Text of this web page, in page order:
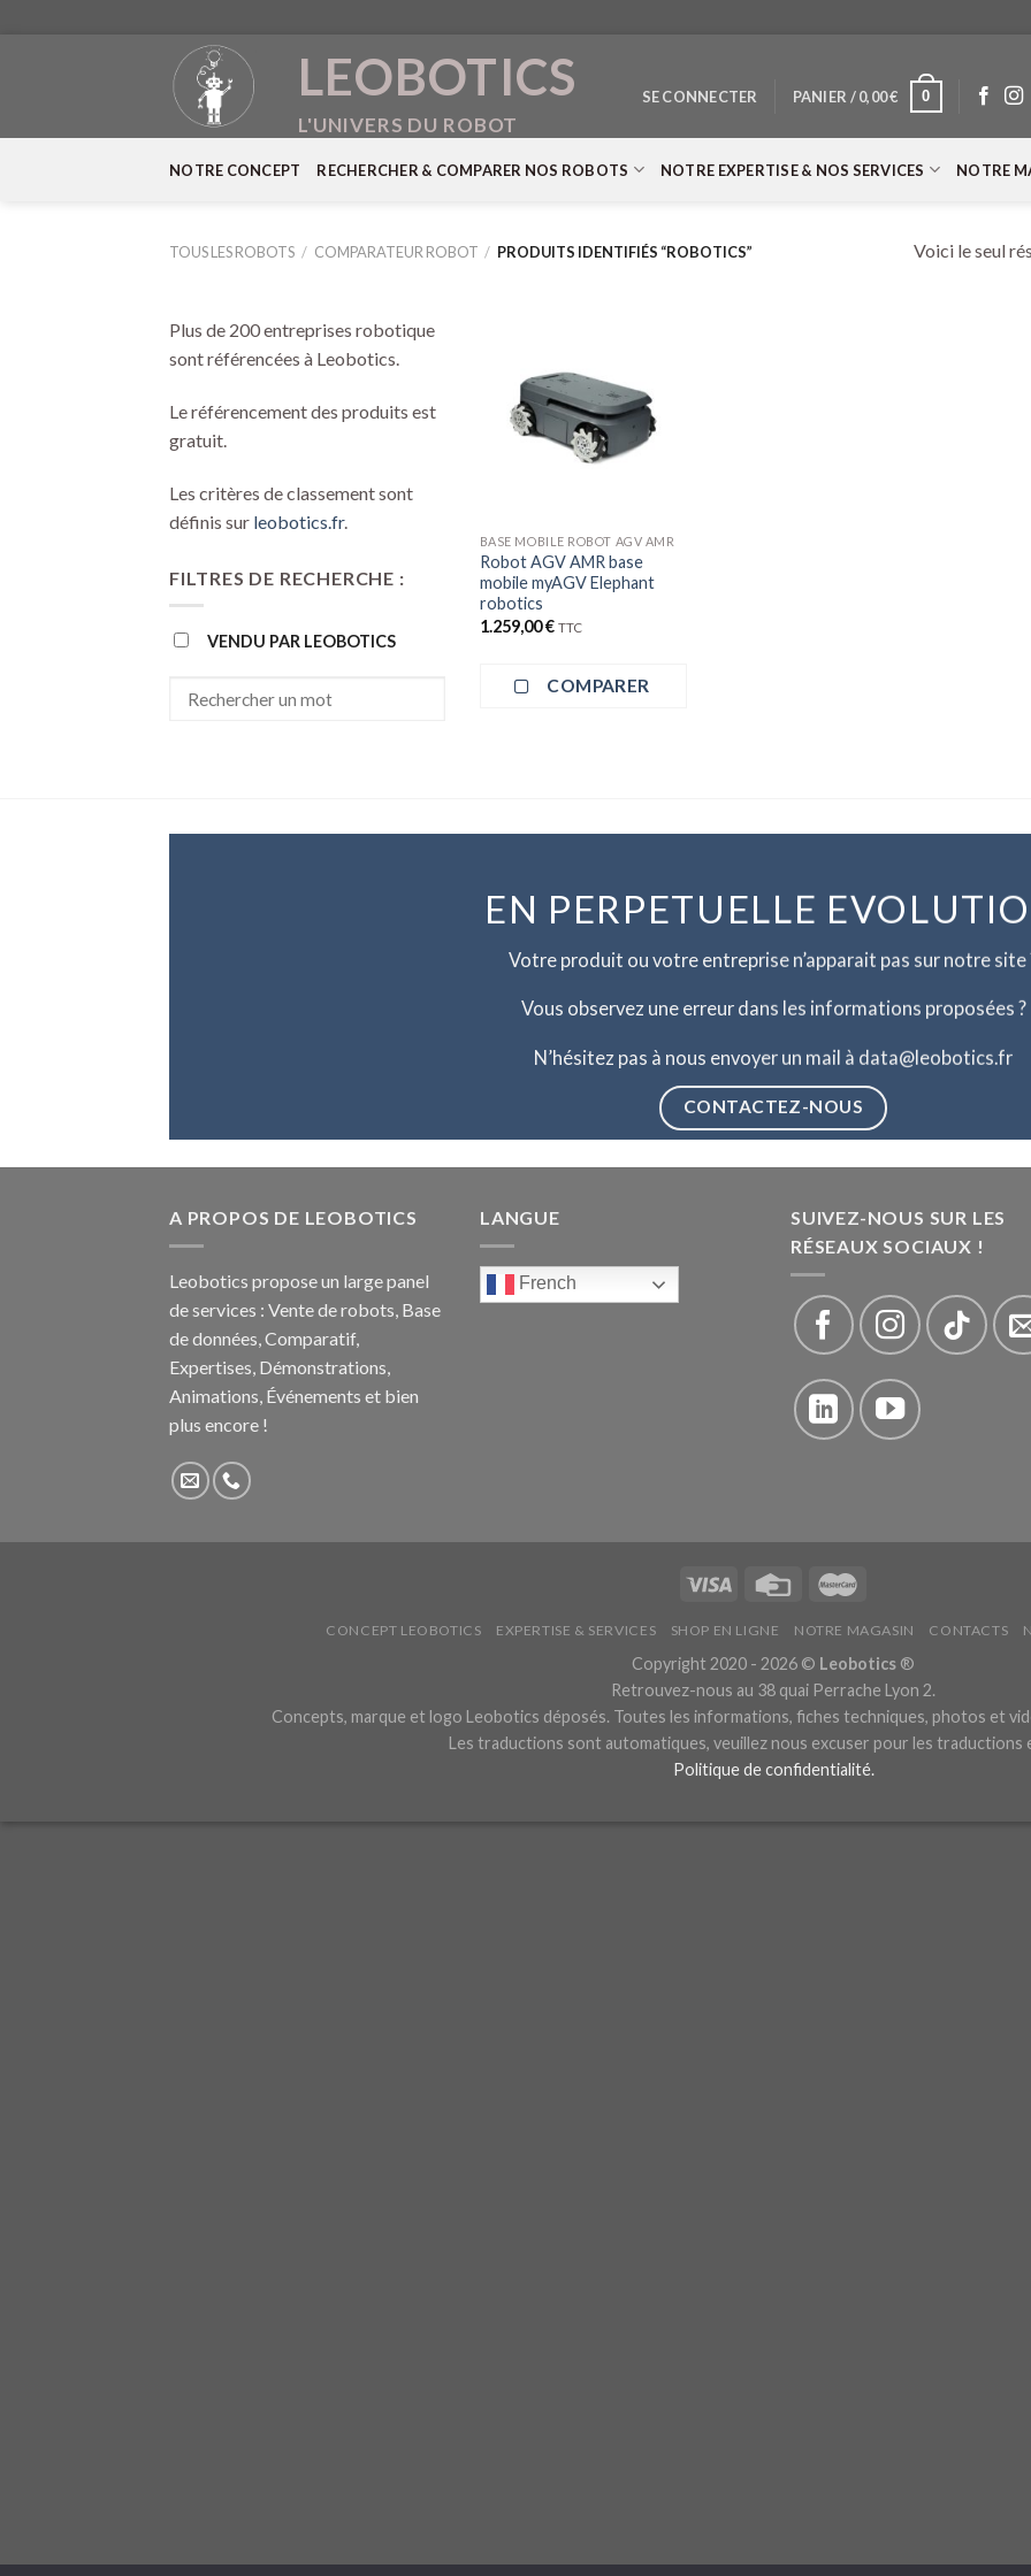
LEOBOTICS
L'UNIVERS DU ROBOT
SE CONNECTER PANIER /0,00€ 0
NOTRE CONCEPT RECHERCHER & COMPARER NOS ROBOTS NOTRE EXPERTISE & NOS SERVICES NOTRE
TOUS LES ROBOTS / COMPARATEUR ROBOT / PRODUITS IDENTIFIÉS “ROBOTICS” Voici le seul
Plus de 200 entreprises robotique
sont référencées à Leobotics.
Le référencement des produits est
gratuit.
Les critères de classement sont
définis sur leobotics.fr.
FILTRES DE RECHERCHE :
VENDU PAR LEOBOTICS
BASE MOBILE ROBOT AGV AMR
Robot AGV AMR base
mobile myAGV Elephant
robotics
1.259,00€ TTC
COMPARER
EN PERPETUELLE
Votre produit ou votre entreprise n’apparait pas sur notre site
Vous observez une erreur dans les informations proposées ?
N’hésitez pas à nous envoyer un mail à data@leobotics.fr
CONTACTEZ-NOUS
A PROPOS DE LEOBOTICS
Leobotics propose un large panel
de services : Vente de robots, Base
de données, Comparatif,
Expertises, Démonstrations,
Animations, Événements et bien
plus encore !
LANGUE
French
SUIVEZ-NOUS SUR LES
RÉSEAUX SOCIAUX !
CONCEPT LEOBOTICS EXPERTISE & SERVICES SHOP EN LIGNE NOTRE MAGASIN CONTACTS
Copyright 2020 - 2026 © Leobotics ®
Retrouvez-nous au 38 quai Perrache Lyon 2.
Concepts, marque et logo Leobotics déposés. Toutes les informations, fiches techniques, photos et
Les traductions sont automatiques, veuillez nous excuser pour les traductions
Politique de confidentialité.